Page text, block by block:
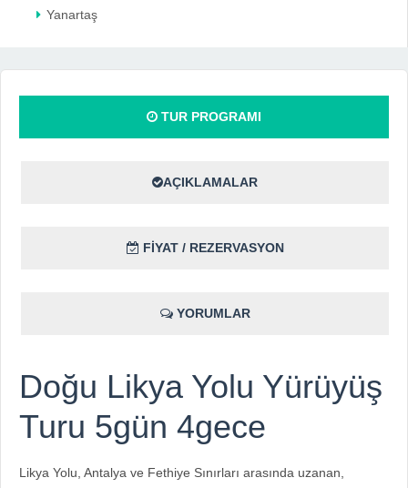
Yanartaş
TUR PROGRAMI
AÇIKLAMALAR
FİYAT / REZERVASYON
YORUMLAR
Doğu Likya Yolu Yürüyüş
Turu 5gün 4gece
Likya Yolu, Antalya ve Fethiye Sınırları arasında uzanan,